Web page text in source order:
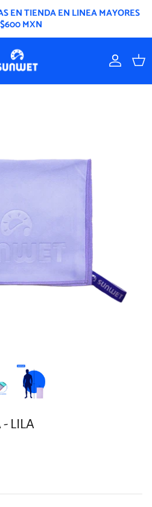
EN TIENDA EN LINEA MAYORES
MXN
- LILA